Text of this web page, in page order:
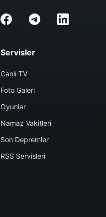
Servisler
Canlı TV
Foto Galeri
Oyunlar
Namaz Vakitleri
Son Depremler
RSS Servisleri